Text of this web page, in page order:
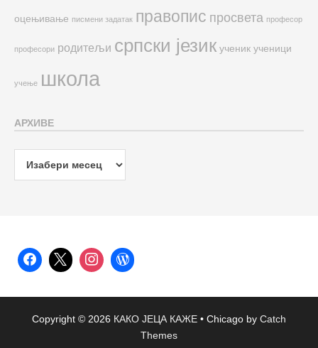
оцењивање писмени задатак правопис просвета професор
професори родитељи српски језик ученик ученици
учење школа
АРХИВЕ
Архиве
Copyright © 2026 КАКО ЈЕЦА КАЖЕ • Chicago by Catch
Themes